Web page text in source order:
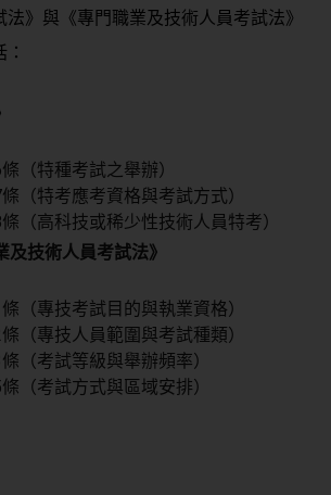
》 與 《專門職業及技術人員考試法》
（特種考試之舉辦）
（特考應考資格與考試方式）
（高科技或稀少性技術人員特考）
及技術人員考試法》
（專技考試目的與執業資格）
（專技人員範圍與考試種類）
（考試等級與舉辦頻率）
（考試方式與區域安排）